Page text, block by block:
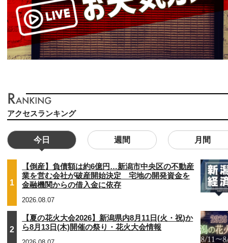
アクセスランキング
今日 週間 月間
1
【倒産】負債額は約6億円…新潟市中央区の不動産
業を営む会社が破産開始決定 宅地の開発資金を
金融機関からの借入金に依存
2026.08.07
2
【夏の花火大会2026】新潟県内8月11日(火・祝)か
ら8月13日(木)開催の祭り・花火大会情報